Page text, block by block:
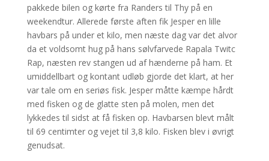
pakkede bilen og kørte fra Randers til Thy på en
weekendtur. Allerede første aften fik Jesper en lille
havbars på under et kilo, men næste dag var det alvor
da et voldsomt hug på hans sølvfarvede Rapala Twitc
Rap, næsten rev stangen ud af hænderne på ham. Et
umiddellbart og kontant udløb gjorde det klart, at her
var tale om en seriøs fisk. Jesper måtte kæmpe hårdt
med fisken og de glatte sten på molen, men det
lykkedes til sidst at få fisken op. Havbarsen blevt målt
til 69 centimter og vejet til 3,8 kilo. Fisken blev i øvrigt
genudsat.